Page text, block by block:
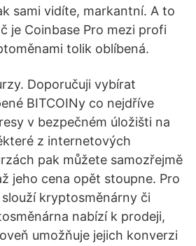
sami vidíte, markantní. A to
je Coinbase Pro mezi profi
tolik oblíbená.
Doporučuji vybírat
BITCOINy co nejdříve
v bezpečném úložišti na
z internetových
pak můžete samozřejmě
jeho cena opět stoupne. Pro
kryptosměnárny či
nabízí k prodeji,
umožňuje jejich konverzi